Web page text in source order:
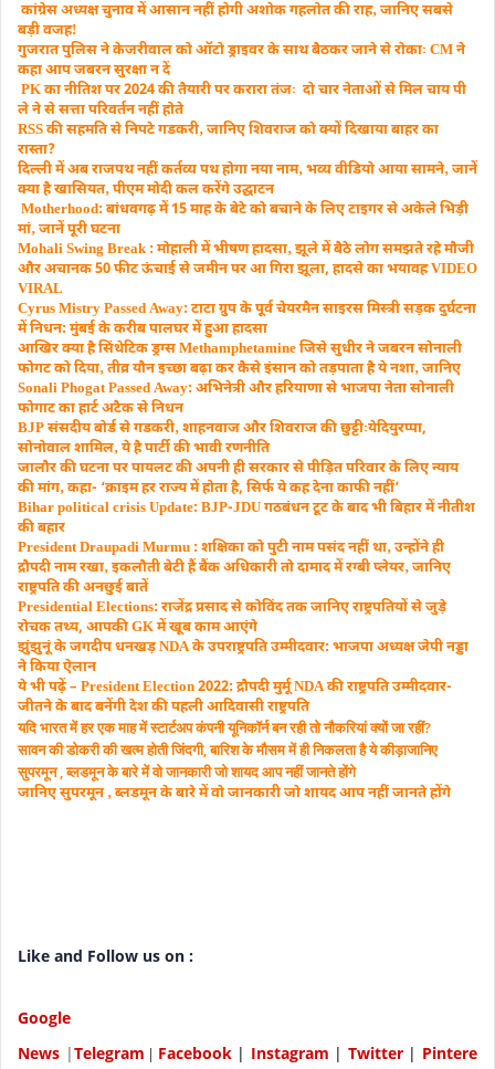
कांग्रेस अध्यक्ष चुनाव में आसान नहीं होगी अशाेक गहलोत की राह‚ जानिए सबसे
बड़ी वजहǃ
गुजरात पुलिस ने केजरीवाल को ऑटो ड्राइवर के साथ बैठकर जाने से रोकाः CM ने
कहा आप जबरन सुरक्षा न दें
PK का नीतिश पर 2024 की तैयारी पर करारा तंजः दो चार नेताओं से मिल चाय पी
ले ने से सत्ता परिवर्तन नहीं होते
RSS की सहमति से निपटे गडकरी‚ जानिए शिवराज को क्यों दिखाया बाहर का
रास्ता?
दिल्ली में अब राजपथ नहीं कर्तव्य पथ होगा नया नाम‚ भव्य वीडियो आया सामने‚ जानें
क्या है खासियत‚ पीएम मोदी कल करेंगे उद्घाटन
Motherhood: बांधवगढ़ में 15 माह के बेटे को बचाने के लिए टाइगर से अकेले भिड़ी
मां‚ जानें पूरी घटना
Mohali Swing Break : मोहाली में भीषण हादसा‚ झूले में बैठे लोग समझते रहे मौजी
और अचानक 50 फीट ऊंचाई से जमीन पर आ गिरा झूला, हादसे का भयावह VIDEO
VIRAL
Cyrus Mistry Passed Away: टाटा ग्रुप के पूर्व चेयरमैन साइरस मिस्त्री सड़क दुर्घटना
में निधन: मुंबई के करीब पालघर में हुआ हादसा
आखिर क्या है सिंथेटिक ड्रग्स Methamphetamine जिसे सुधीर ने जबरन सोनाली
फोगट को दिया‚ तीव्र यौन इच्छा बढ़ा कर कैसे इंसान को तड़पाता है ये नशा‚ जानिए
Sonali Phogat Passed Away: अभिनेत्री और हरियाणा से भाजपा नेता सोनाली
फोगाट का हार्ट अटैक से निधन
BJP संसदीय बोर्ड से गडकरी‚ शाहनवाज और शिवराज की छुट्टीःयेदियुरप्पा,
सोनोवाल शामिल‚ ये है पार्टी की भावी रणनीति
जालौर की घटना पर पायलट की अपनी ही सरकार से पीड़ित परिवार के लिए न्याय
की मांग‚ कहा- ‘क्राइम हर राज्य में होता है, सिर्फ ये कह देना काफी नहीं’
Bihar political crisis Update: BJP-JDU गठबंधन टूट के बाद भी बिहार में नीतीश
की बहार
President Draupadi Murmu : शक्षिका को पुटी नाम पसंद नहीं था‚ उन्होंने ही
द्रौपदी नाम रखा‚ इकलौती बेटी हैं बैंक अधिकारी तो दामाद में रग्बी प्लेयर‚ जानिए
राष्ट्रपति की अनछुई बातें
Presidential Elections: राजेंद्र प्रसाद से कोविंद तक जानिए राष्ट्रपतियों से जुड़े
रोचक तथ्य, आपकी GK में खूब काम आएंगे
झुंझुनूं के जगदीप धनखड़ NDA के उपराष्ट्रपति उम्मीदवार: भाजपा अध्यक्ष जेपी नड्डा
ने किया ऐलान
ये भी पढ़ें – President Election 2022: द्रौपदी मुर्मू NDA की राष्ट्रपति उम्मीदवार-
जीतने के बाद बनेंगी देश की पहली आदिवासी राष्ट्रपति
यदि भारत में हर एक माह में स्टार्टअप कंपनी यूनिकॉर्न बन रही तो नौकरियां क्यों जा रहीं?
सावन की डोकरी की खत्म होती जिंदगी, बारिश के मौसम में ही निकलता है ये कीड़ाजानिए
सुपरमून ‚ ब्लडमून के बारे में वो जानकारी जो शायद आप नहीं जानते होंगे
जानिए सुपरमून ‚ ब्लडमून के बारे में वो जानकारी जो शायद आप नहीं जानते होंगे
Like and Follow us on :
Google
News |Telegram | Facebook| Instagram | Twitter| Pintere